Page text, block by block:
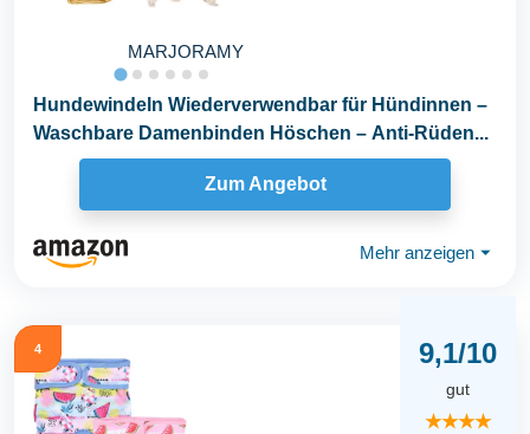
MARJORAMY
Hundewindeln Wiederverwendbar für Hündinnen –
Waschbare Damenbinden Höschen – Anti-Rüden...
Zum Angebot
Mehr anzeigen ⏷
4 9,1/10
gut
★★★★